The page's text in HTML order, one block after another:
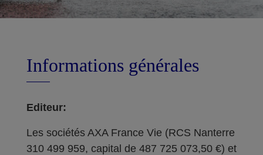
Informations générales
Editeur:
Les sociétés AXA France Vie (RCS Nanterre
310 499 959, capital de 487 725 073,50 €) et